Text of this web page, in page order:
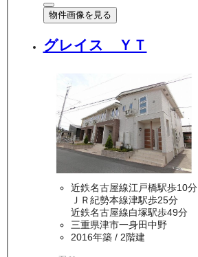
物件画像を見る
グレイス ＹＴ
近鉄名古屋線江戸橋駅歩10分
ＪＲ紀勢本線津駅歩25分
近鉄名古屋線白塚駅歩49分
三重県津市一身田中野
2016年築/ 2階建